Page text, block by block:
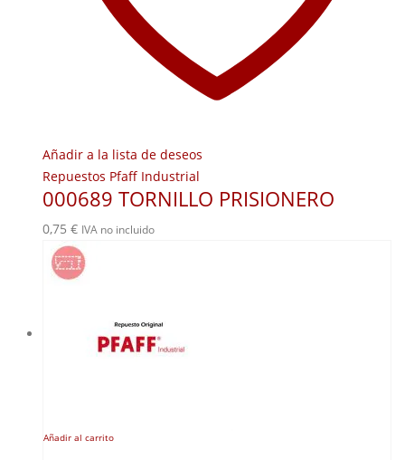
Añadir a la lista de deseos
Repuestos Pfaff Industrial
000689 TORNILLO PRISIONERO
0,75 € IVA no incluido
Añadir al carrito